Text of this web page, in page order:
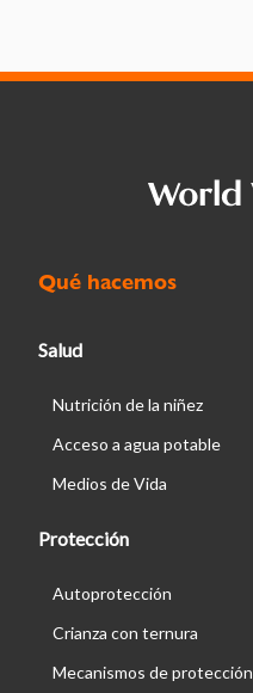
Qué hacemos
Salud
Nutrición de la niñez
Acceso a agua potable
Medios de Vida
Protección
Autoprotección
Crianza con ternura
Mecanismos de protección